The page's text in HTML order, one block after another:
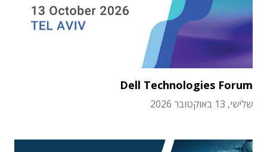
Dell Technologies Forum
שלישי, 13 באוקטובר 2026